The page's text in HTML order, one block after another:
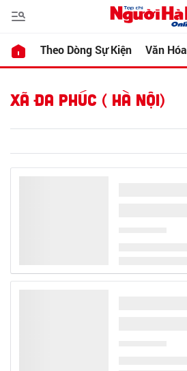
Theo Dòng Sự Kiện Văn Hóa
XÃ ĐA PHÚC ( HÀ NỘI)